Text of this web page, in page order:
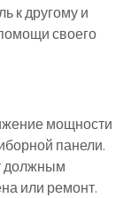
к другому и
своего
мощности
панели.
должным
или ремонт.